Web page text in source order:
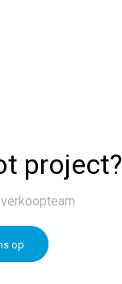
project?
op